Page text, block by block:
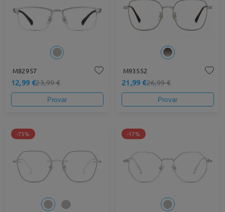
M82957
12,99 €23,99 €
Provar
M93552
21,99 €26,99 €
Provar
-73% -17%